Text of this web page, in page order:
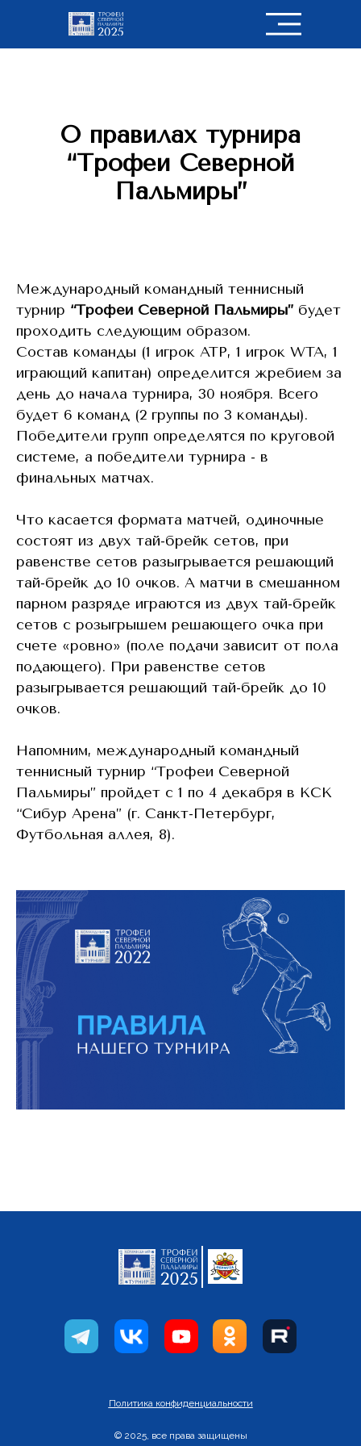
О правилах турнира
“Трофеи Северной
Пальмиры”
Международный командный теннисный
турнир “Трофеи Северной Пальмиры” будет
проходить следующим образом.
Состав команды (1 игрок ATP, 1 игрок WTA, 1
играющий капитан) определится жребием за
день до начала турнира, 30 ноября. Всего
будет 6 команд (2 группы по 3 команды).
Победители групп определятся по круговой
системе, а победители турнира - в
финальных матчах.
Что касается формата матчей, одиночные
состоят из двух тай-брейк сетов, при
равенстве сетов разыгрывается решающий
тай-брейк до 10 очков. А матчи в смешанном
парном разряде играются из двух тай-брейк
сетов с розыгрышем решающего очка при
счете «ровно» (поле подачи зависит от пола
подающего). При равенстве сетов
разыгрывается решающий тай-брейк до 10
очков.
Напомним, международный командный
теннисный турнир “Трофеи Северной
Пальмиры” пройдет с 1 по 4 декабря в КСК
“Сибур Арена” (г. Санкт-Петербург,
Футбольная аллея, 8).
Политика конфиденциальности
© 2025, все права защищены